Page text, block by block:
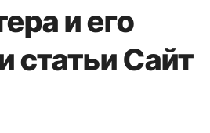
и его
статьи Сайт